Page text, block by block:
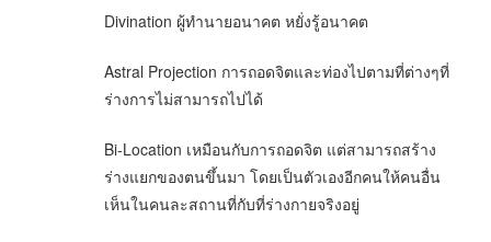
Divination ผู้ทำนายอนาคต หยั่งรู้อนาคต
Astral Projection การถอดจิตและท่องไปตามที่ต่างๆที่
ร่างการไม่สามารถไปได้
Bi-Location เหมือนกับการถอดจิต แต่สามารถสร้าง
ร่างแยกของตนขึ้นมา โดยเป็นตัวเองอีกคนให้คนอื่น
เห็นในคนละสถานที่กับที่ร่างกายจริงอยู่